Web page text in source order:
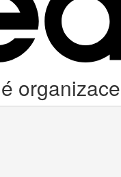
organizace